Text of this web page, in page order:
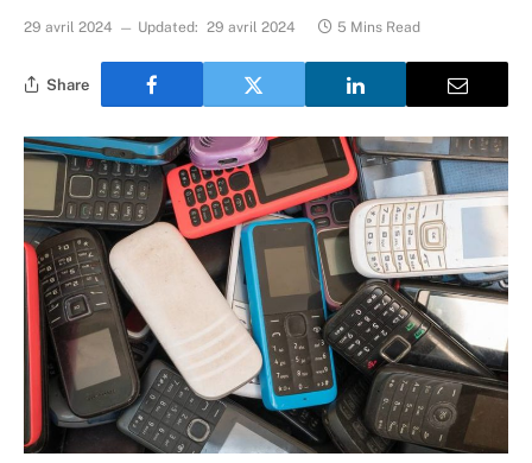
29 avril 2024 Updated: 29 avril 2024 5 Mins Read
Share